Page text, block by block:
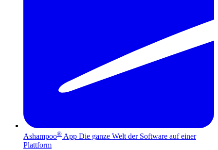
Ashampoo® App Die ganze Welt der Software auf einer
Plattform